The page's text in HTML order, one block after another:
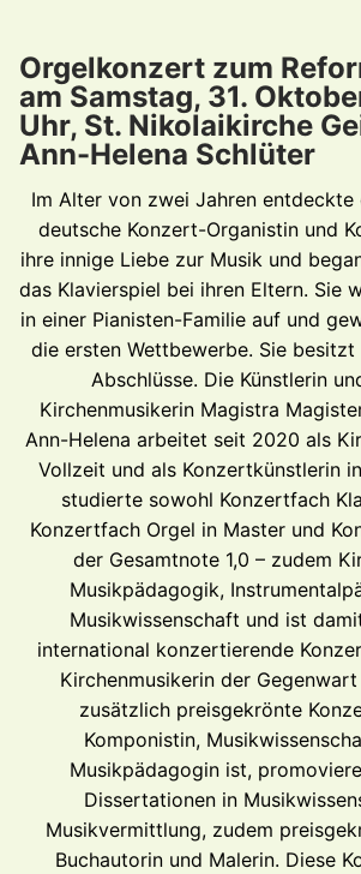
Orgelkonzert zum
am Samstag, 31.
Uhr, St. Nikolaikirche
Ann-Helena Schlüter
Im Alter von zwei Jahren
deutsche Konzert-Organistin und
ihre innige Liebe zur Musik und
das Klavierspiel bei ihren Eltern. Sie
in einer Pianisten-Familie auf und
die ersten Wettbewerbe. Sie besitzt
Abschlüsse. Die Künstlerin
Kirchenmusikerin Magistra
Ann-Helena arbeitet seit 2020 als
Vollzeit und als Konzertkünstlerin
studierte sowohl Konzertfach
Konzertfach Orgel in Master und
der Gesamtnote 1,0 – zudem
Musikpädagogik,
Musikwissenschaft und ist
international konzertierende
Kirchenmusikerin der
zusätzlich preisgekrönte
Komponistin,
Musikpädagogin ist,
Dissertationen in
Musikvermittlung, zudem
Buchautorin und Malerin. Diese